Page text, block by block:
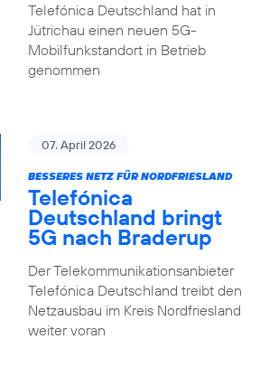
Telefónica Deutschland hat in
Jütrichau einen neuen 5G-
Mobilfunkstandort in Betrieb
genommen
07. April 2026
BESSERES NETZ FÜR NORDFRIESLAND
Telefónica
Deutschland bringt
5G nach Braderup
Der Telekommunikationsanbieter
Telefónica Deutschland treibt den
Netzausbau im Kreis Nordfriesland
weiter voran